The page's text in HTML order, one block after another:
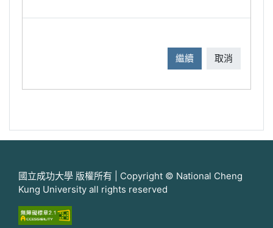
繼續 取消
國立成功大學 版權所有 | Copyright © National Cheng
Kung University all rights reserved